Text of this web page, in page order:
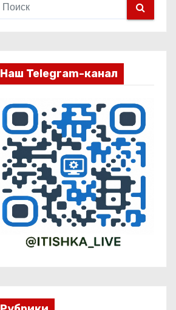
Наш Telegram-канал